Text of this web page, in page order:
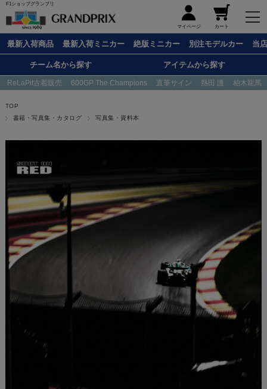
F1ショップグランプリ
マイページ カート
最新入荷商品 最新入荷ミニカー 絶版ミニカー 別注モデルカー 当
チーム名から探す アイテムから探す
ReLaPit古着販売 600GP The Champions 直筆サイン 熱田 護 柏木龍馬
TOP
書籍・写真集・カタログ
写真集・資料本